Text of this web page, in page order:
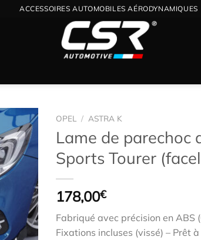
ACCESSOIRES AUTOMOBILES AÉRODYNAMIQUES
Ajouter
OPEL / ASTRA K
Lame de parechoc
Sports Tourer
178,00€
Fabriqué avec précision en ABS
Fixations incluses (vissé) – Prêt